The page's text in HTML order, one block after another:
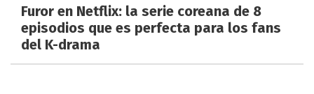
Furor en Netflix: la serie coreana de 8
episodios que es perfecta para los fans
del K-drama